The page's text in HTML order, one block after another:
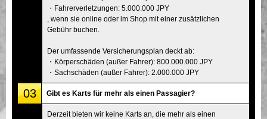
・Fahrerverletzungen: 5.000.000 JPY
, wenn sie online oder im Shop mit einer zusätzlichen
Gebühr buchen.
Der umfassende Versicherungsplan deckt ab:
・Körperschäden (außer Fahrer): 800.000.000 JPY
・Sachschäden (außer Fahrer): 2.000.000 JPY
03 Gibt es Karts für mehr als einen Passagier?
Derzeit bieten wir keine Karts an, die mehr als einen